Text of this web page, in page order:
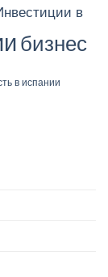
в
бизнес
в испании